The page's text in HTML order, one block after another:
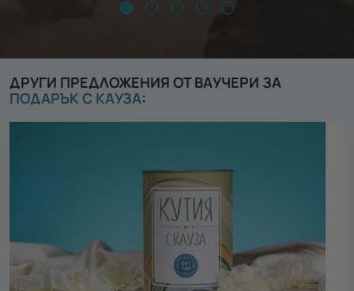
ДРУГИ ПРЕДЛОЖЕНИЯ ОТ ВАУЧЕРИ ЗА
ПОДАРЪК С КАУЗА: